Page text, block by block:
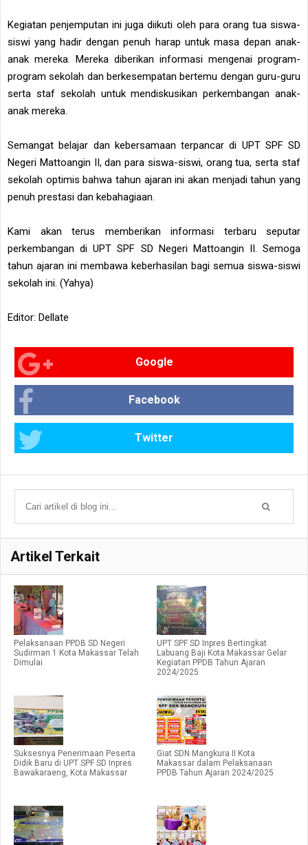
Kegiatan penjemputan ini juga diikuti oleh para orang tua siswa-
siswi yang hadir dengan penuh harap untuk masa depan anak-
anak mereka. Mereka diberikan informasi mengenai program-
program sekolah dan berkesempatan bertemu dengan guru-guru
serta staf sekolah untuk mendiskusikan perkembangan anak-
anak mereka.
Semangat belajar dan kebersamaan terpancar di UPT SPF SD
Negeri Mattoangin II, dan para siswa-siswi, orang tua, serta staf
sekolah optimis bahwa tahun ajaran ini akan menjadi tahun yang
penuh prestasi dan kebahagiaan.
Kami akan terus memberikan informasi terbaru seputar
perkembangan di UPT SPF SD Negeri Mattoangin II. Semoga
tahun ajaran ini membawa keberhasilan bagi semua siswa-siswi
sekolah ini. (Yahya)
Editor: Dellate
Google
Facebook
Twitter
Artikel Terkait
Pelaksanaan PPDB SD Negeri
Sudirman 1 Kota Makassar Telah
Dimulai
UPT SPF SD Inpres Bertingkat
Labuang Baji Kota Makassar Gelar
Kegiatan PPDB Tahun Ajaran
2024/2025
Suksesnya Penerimaan Peserta
Didik Baru di UPT SPF SD Inpres
Bawakaraeng, Kota Makassar
Giat SDN Mangkura II Kota
Makassar dalam Pelaksanaan
PPDB Tahun Ajaran 2024/2025